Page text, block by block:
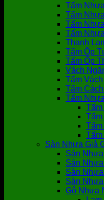
Tấm
Tấm
Tấm
Tấm
Thanh
Tấm Ốp
Tấm Ốp
Vách
Tấm
Tấm
Tấm
Sàn Nhựa Giả
Sàn
Sàn
Sàn
Sàn
Gỗ Nhựa